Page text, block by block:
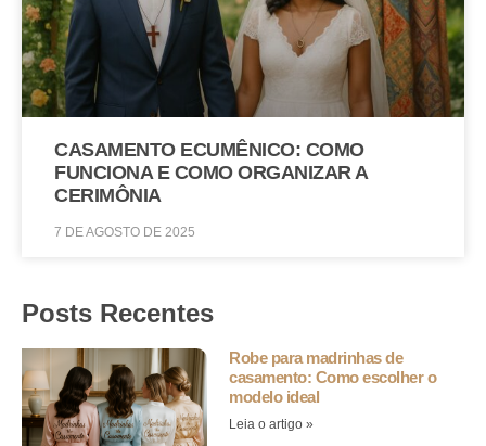
CASAMENTO ECUMÊNICO: COMO
FUNCIONA E COMO ORGANIZAR A
CERIMÔNIA
7 DE AGOSTO DE 2025
Posts Recentes
Robe para madrinhas de
casamento: Como escolher o
modelo ideal
Leia o artigo »